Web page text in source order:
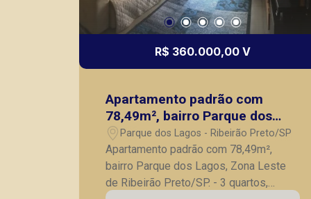
R$ 360.000,00 V
Apartamento padrão com
78,49m², bairro Parque dos
Lagos, Zona Leste de Ribeirão
Preto/SP.
Parque dos Lagos - Ribeirão Preto/SP
Apartamento padrão com 78,49m²,
bairro Parque dos Lagos, Zona Leste
de Ribeirão Preto/SP. - 3 quartos,